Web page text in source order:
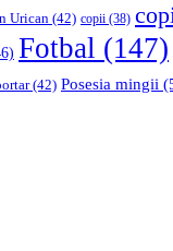
Urican (42) copii (38)
Fotbal (147)
(42) Posesia mingii